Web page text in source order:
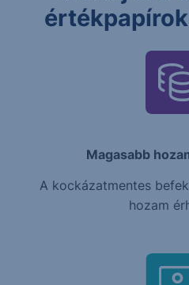
Magasabb
A kockázatmentes
hozam